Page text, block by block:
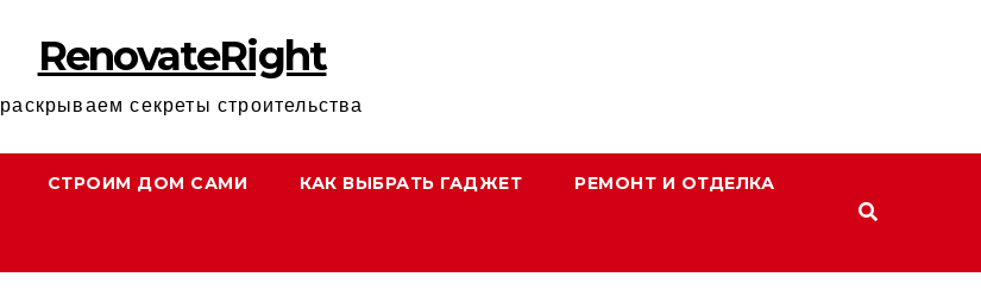
RenovateRight
раскрываем секреты строительства
СТРОИМ ДОМ САМИ КАК ВЫБРАТЬ ГАДЖЕТ РЕМОНТ И ОТДЕЛКА